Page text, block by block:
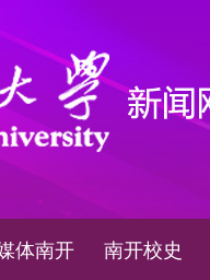
体南开 南开校史